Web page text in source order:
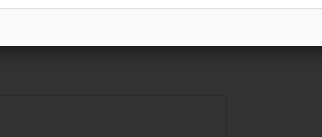
obligaciones con la Seguridad